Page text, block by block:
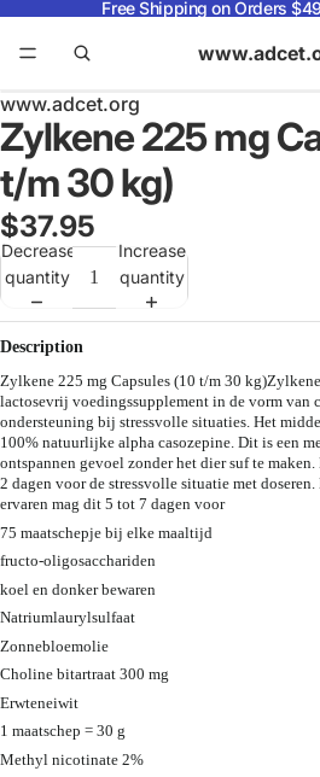
Free Shipping on Orders
www.adcet.org
Zylkene 225 mg
t/m 30 kg)
$37.95
Decrease
quantity
Increase
quantity
Description
Zylkene 225 mg Capsules (10 t/m 30
lactosevrij voedingssupplement in de vorm van
ondersteuning bij stressvolle situaties. Het
100% natuurlijke alpha casozepine. Dit is een
ontspannen gevoel zonder het dier suf te
2 dagen voor de stressvolle situatie met
ervaren mag dit 5 tot 7 dagen voor
75 maatschepje bij elke maaltijd
fructo-oligosacchariden
koel en donker bewaren
Natriumlaurylsulfaat
Zonnebloemolie
Choline bitartraat 300 mg
Erwteneiwit
1 maatschep = 30 g
Methyl nicotinate 2%